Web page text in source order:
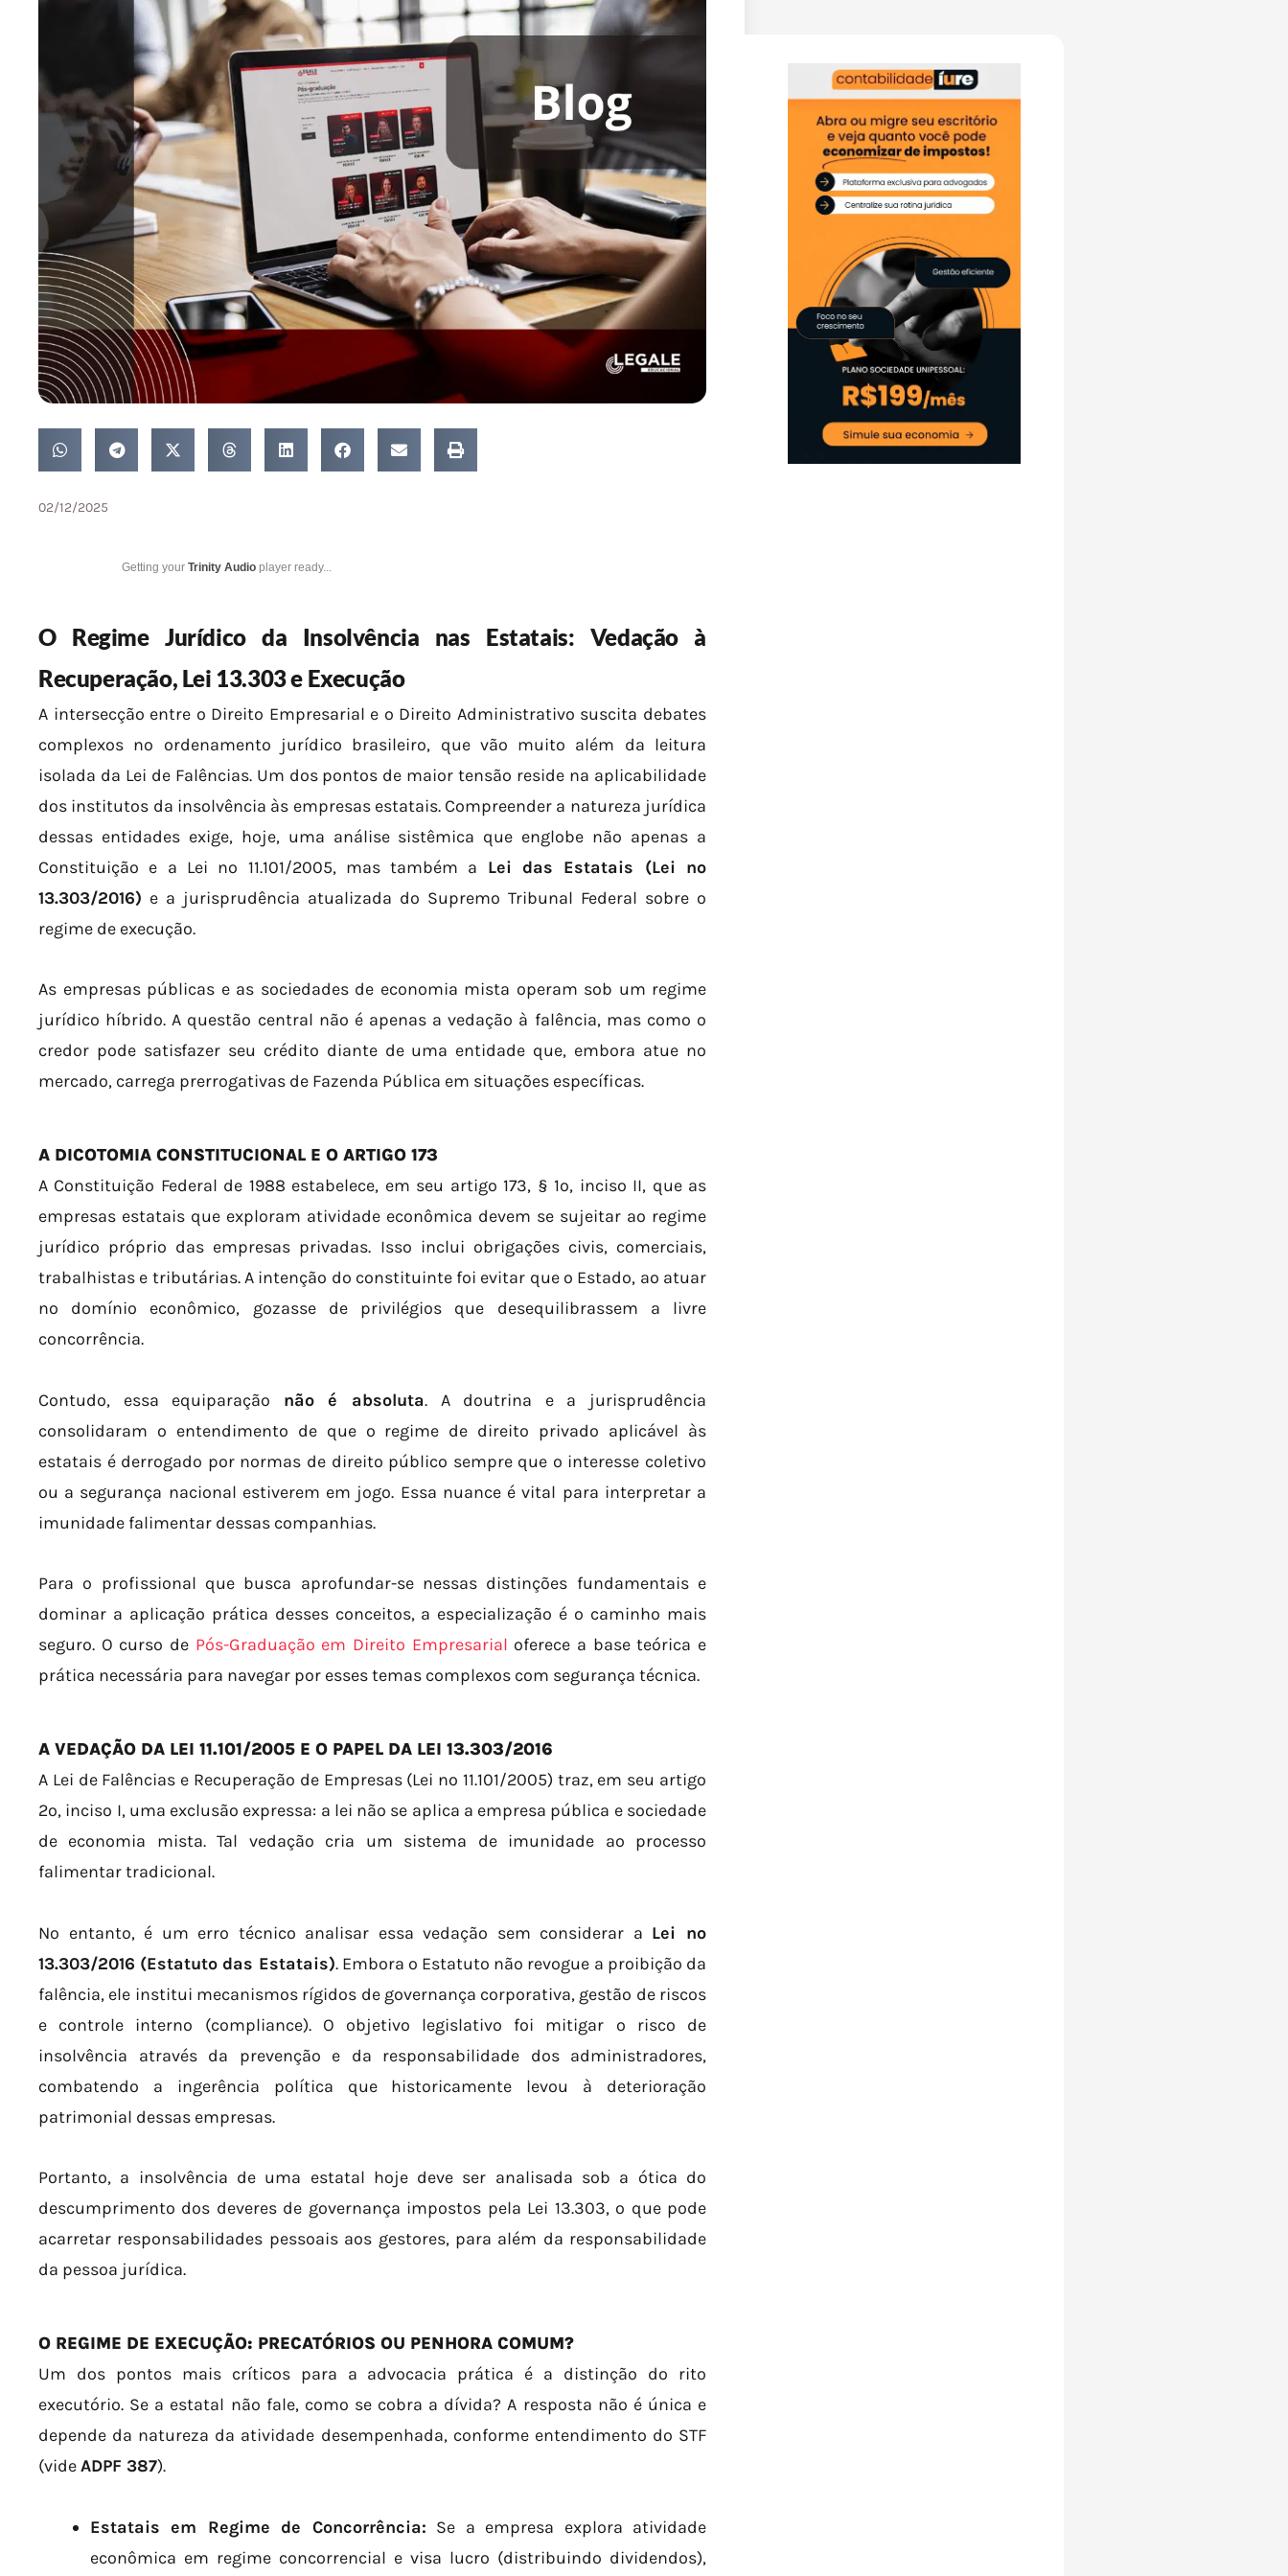
02/12/2025
Getting your Trinity Audio player ready...
O Regime Jurídico da Insolvência nas Estatais: Vedação à
Recuperação, Lei 13.303 e Execução
A intersecção entre o Direito Empresarial e o Direito Administrativo suscita debates
complexos no ordenamento jurídico brasileiro, que vão muito além da leitura
isolada da Lei de Falências. Um dos pontos de maior tensão reside na aplicabilidade
dos institutos da insolvência às empresas estatais. Compreender a natureza jurídica
dessas entidades exige, hoje, uma análise sistêmica que englobe não apenas a
Constituição e a Lei nº 11.101/2005, mas também a Lei das Estatais (Lei nº
13.303/2016) e a jurisprudência atualizada do Supremo Tribunal Federal sobre o
regime de execução.
As empresas públicas e as sociedades de economia mista operam sob um regime
jurídico híbrido. A questão central não é apenas a vedação à falência, mas como o
credor pode satisfazer seu crédito diante de uma entidade que, embora atue no
mercado, carrega prerrogativas de Fazenda Pública em situações específicas.
A DICOTOMIA CONSTITUCIONAL E O ARTIGO 173
A Constituição Federal de 1988 estabelece, em seu artigo 173, § 1º, inciso II, que as
empresas estatais que exploram atividade econômica devem se sujeitar ao regime
jurídico próprio das empresas privadas. Isso inclui obrigações civis, comerciais,
trabalhistas e tributárias. A intenção do constituinte foi evitar que o Estado, ao atuar
no domínio econômico, gozasse de privilégios que desequilibrassem a livre
concorrência.
Contudo, essa equiparação não é absoluta. A doutrina e a jurisprudência
consolidaram o entendimento de que o regime de direito privado aplicável às
estatais é derrogado por normas de direito público sempre que o interesse coletivo
ou a segurança nacional estiverem em jogo. Essa nuance é vital para interpretar a
imunidade falimentar dessas companhias.
Para o profissional que busca aprofundar-se nessas distinções fundamentais e
dominar a aplicação prática desses conceitos, a especialização é o caminho mais
seguro. O curso de Pós-Graduação em Direito Empresarial oferece a base teórica e
prática necessária para navegar por esses temas complexos com segurança técnica.
A VEDAÇÃO DA LEI 11.101/2005 E O PAPEL DA LEI 13.303/2016
A Lei de Falências e Recuperação de Empresas (Lei nº 11.101/2005) traz, em seu artigo
2º, inciso I, uma exclusão expressa: a lei não se aplica a empresa pública e sociedade
de economia mista. Tal vedação cria um sistema de imunidade ao processo
falimentar tradicional.
No entanto, é um erro técnico analisar essa vedação sem considerar a Lei nº
13.303/2016 (Estatuto das Estatais). Embora o Estatuto não revogue a proibição da
falência, ele institui mecanismos rígidos de governança corporativa, gestão de riscos
e controle interno (compliance). O objetivo legislativo foi mitigar o risco de
insolvência através da prevenção e da responsabilidade dos administradores,
combatendo a ingerência política que historicamente levou à deterioração
patrimonial dessas empresas.
Portanto, a insolvência de uma estatal hoje deve ser analisada sob a ótica do
descumprimento dos deveres de governança impostos pela Lei 13.303, o que pode
acarretar responsabilidades pessoais aos gestores, para além da responsabilidade
da pessoa jurídica.
O REGIME DE EXECUÇÃO: PRECATÓRIOS OU PENHORA COMUM?
Um dos pontos mais críticos para a advocacia prática é a distinção do rito
executório. Se a estatal não fale, como se cobra a dívida? A resposta não é única e
depende da natureza da atividade desempenhada, conforme entendimento do STF
(videADPF 387).
Estatais em Regime de Concorrência: Se a empresa explora atividade
econômica em regime concorrencial e visa lucro (distribuindo dividendos),